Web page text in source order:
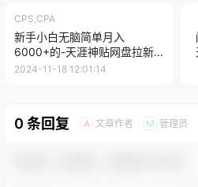
CPS,CPA
新手小白无脑简单月入
6000+的-天涯神贴网盘拉新
【揭秘】
2024-11-18 12:01:14
0 条回复 A 文章作者 M 管理员